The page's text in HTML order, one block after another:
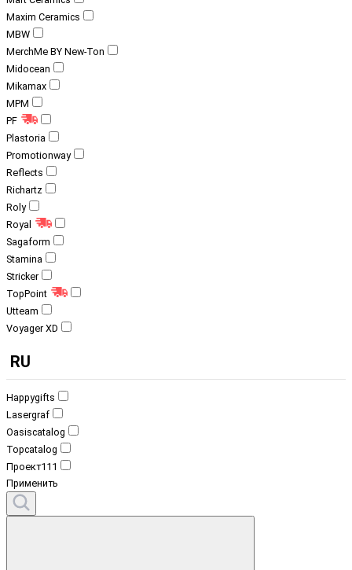
Maxim Ceramics
MBW
MerchMe BY New-Ton
Midocean
Mikamax
MPM
PF
Plastoria
Promotionway
Reflects
Richartz
Roly
Royal
Sagaform
Stamina
Stricker
TopPoint
Utteam
Voyager XD
RU
Happygifts
Lasergraf
Oasiscatalog
Topcatalog
Проект111
Применить